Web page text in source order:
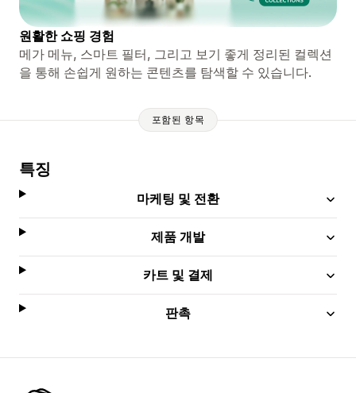
원활한 쇼핑 경험
메가 메뉴, 스마트 필터, 그리고 보기 좋게 정리된 컬렉션
을 통해 손쉽게 원하는 콘텐츠를 탐색할 수 있습니다.
포함된 항목
특징
마케팅 및 전환
제품 개발
카트 및 결제
판촉